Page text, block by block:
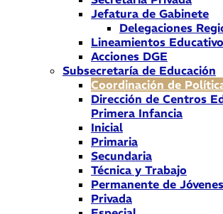
Jefatura de Gabinete
Delegaciones
Lineamientos
Acciones DGE
Subsecretaría de Educación
Coordinación de
Dirección de Centros
Primera Infancia
Inicial
Primaria
Secundaria
Técnica y Trabajo
Permanente de
Privada